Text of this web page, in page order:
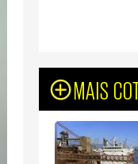
MAIS